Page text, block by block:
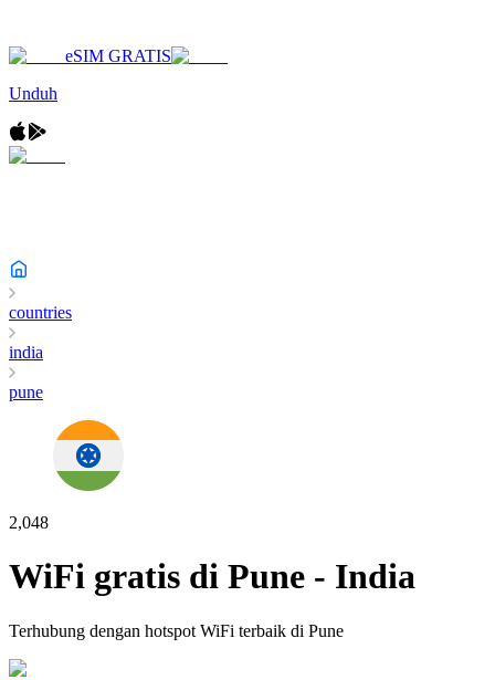
eSIM GRATIS
Unduh
countries
india
pune
2,048
WiFi gratis di Pune - India
Terhubung dengan hotspot WiFi terbaik di Pune